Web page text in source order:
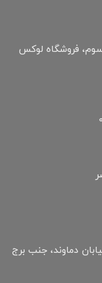
فروشگاه لوکس
دماوند، جنب برج